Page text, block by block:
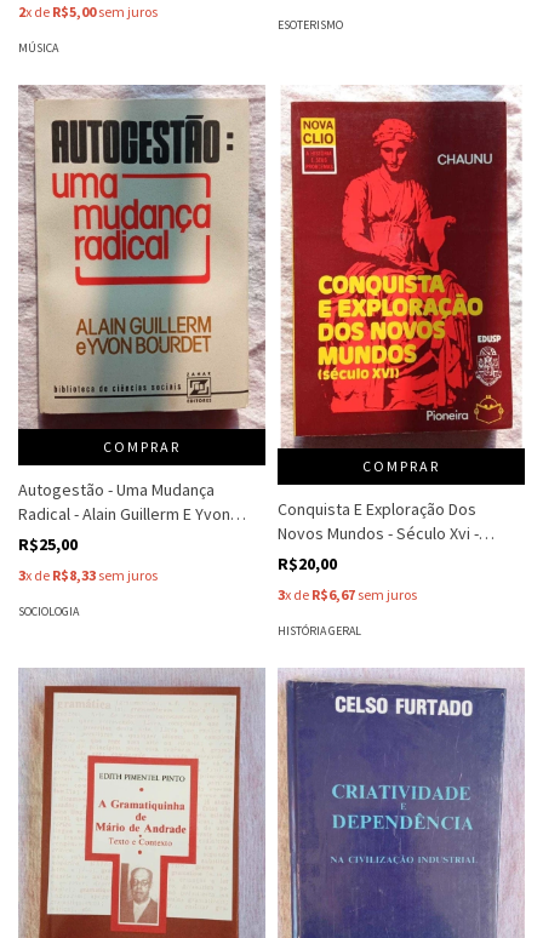
2x de R$5,00sem juros
MÚSICA
ESOTERISMO
COMPRAR
Autogestão - Uma Mudança
Radical - Alain Guillerm E Yvon
Bourdet
R$25,00
3x de R$8,33 sem juros
SOCIOLOGIA
COMPRAR
Conquista E Exploração Dos
Novos Mundos - Século Xvi -
Chaunu
R$20,00
3x de R$6,67 sem juros
HISTÓRIA GERAL